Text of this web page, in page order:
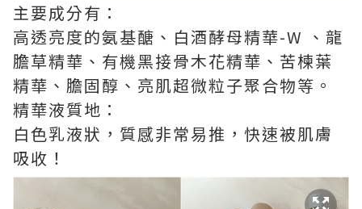
主要成分有：
高透亮度的氨基醣、白酒酵母精華-W 、龍
膽草精華、有機黑接骨木花精華、苦楝葉
精華、膽固醇、亮肌超微粒子聚合物等。
精華液質地：
白色乳液狀，質感非常易推，快速被肌膚
吸收！